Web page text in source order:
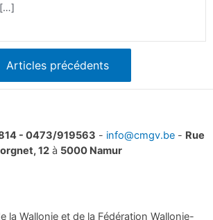
[…]
Articles précédents
- 0473/919563 - info@cmgv.be - Rue
12 à 5000 Namur
la Wallonie et de la Fédération Wallonie-